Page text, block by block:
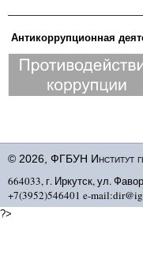
Антикоррупционная
© 2026, ФГБУН Институт
664033, г. Иркутск, ул.
+7(3952)546401 e-
?>